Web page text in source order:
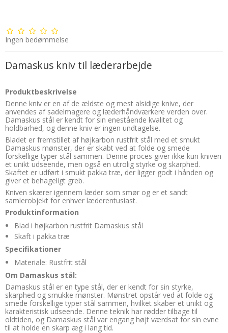
Ingen bedømmelse
Damaskus kniv til læderarbejde
Produktbeskrivelse
Denne kniv er en af de ældste og mest alsidige knive, der
anvendes af sadelmagere og læderhåndværkere verden over.
Damaskus stål er kendt for sin enestående kvalitet og
holdbarhed, og denne kniv er ingen undtagelse.
Bladet er fremstillet af højkarbon rustfrit stål med et smukt
Damaskus mønster, der er skabt ved at folde og smede
forskellige typer stål sammen. Denne proces giver ikke kun kniven
et unikt udseende, men også en utrolig styrke og skarphed.
Skaftet er udført i smukt pakka træ, der ligger godt i hånden og
giver et behageligt greb.
Kniven skærer igennem læder som smør og er et sandt
samlerobjekt for enhver læderentusiast.
Produktinformation
Blad i højkarbon rustfrit Damaskus stål
Skaft i pakka træ
Specifikationer
Materiale: Rustfrit stål
Om Damaskus stål:
Damaskus stål er en type stål, der er kendt for sin styrke,
skarphed og smukke mønster. Mønstret opstår ved at folde og
smede forskellige typer stål sammen, hvilket skaber et unikt og
karakteristisk udseende. Denne teknik har rødder tilbage til
oldtiden, og Damaskus stål var engang højt værdsat for sin evne
til at holde en skarp æg i lang tid.